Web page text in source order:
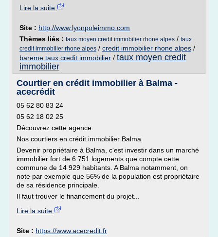
Lire la suite
Site : http://www.lyonpoleimmo.com
Thèmes liés : taux moyen credit immobilier rhone alpes / taux
credit immobilier rhone alpes / credit immobilier rhone alpes /
bareme taux credit immobilier / taux moyen credit
immobilier
Courtier en crédit immobilier à Balma -
acecrédit
05 62 80 83 24
05 62 18 02 25
Découvrez cette agence
Nos courtiers en crédit immobilier Balma
Devenir propriétaire à Balma, c'est investir dans un marché
immobilier fort de 6 751 logements que compte cette
commune de 14 929 habitants. A Balma notamment, on
note par exemple que 56% de la population est propriétaire
de sa résidence principale.
Il faut trouver le financement du projet...
Lire la suite
Site : https://www.acecredit.fr